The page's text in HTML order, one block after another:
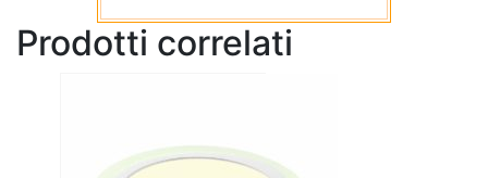
Prodotti correlati